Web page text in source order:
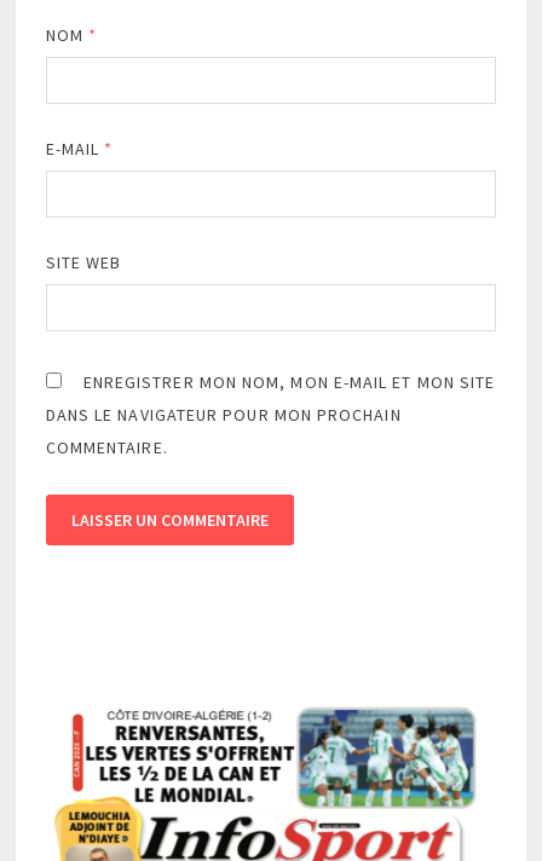
NOM *
E-MAIL *
SITE WEB
ENREGISTRER MON NOM, MON E-MAIL ET MON SITE
DANS LE NAVIGATEUR POUR MON PROCHAIN
COMMENTAIRE.